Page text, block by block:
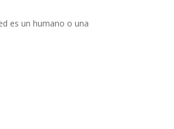
es un humano o una